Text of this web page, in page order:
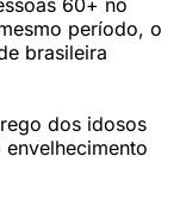
60+ no
período, o
brasileira
dos idosos